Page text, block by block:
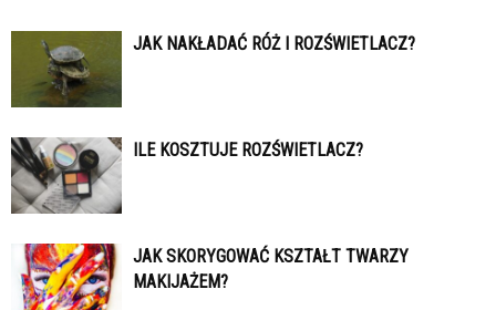
JAK NAKŁADAĆ RÓŻ I ROZŚWIETLACZ?
ILE KOSZTUJE ROZŚWIETLACZ?
JAK SKORYGOWAĆ KSZTAŁT TWARZY
MAKIJAŻEM?